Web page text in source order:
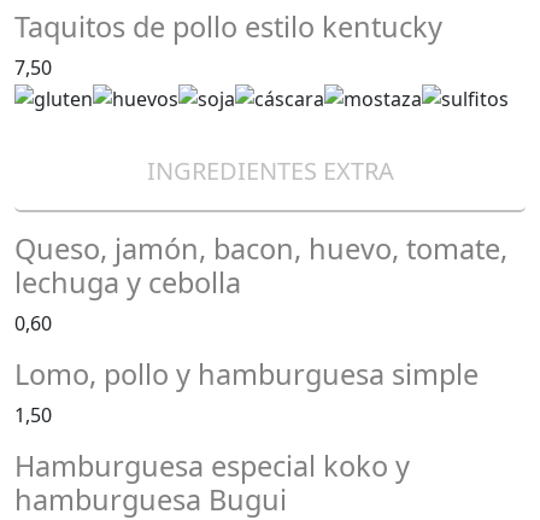
Taquitos de pollo estilo kentucky
7,50
INGREDIENTES EXTRA
Queso, jamón, bacon, huevo, tomate,
lechuga y cebolla
0,60
Lomo, pollo y hamburguesa simple
1,50
Hamburguesa especial koko y
hamburguesa Bugui